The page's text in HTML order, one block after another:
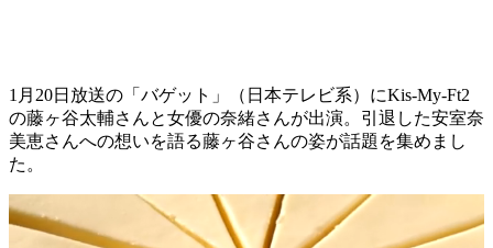
1月20日放送の「バゲット」（日本テレビ系）にKis-My-Ft2
の藤ヶ谷太輔さんと女優の奈緒さんが出演。引退した安室奈
美恵さんへの想いを語る藤ヶ谷さんの姿が話題を集めまし
た。